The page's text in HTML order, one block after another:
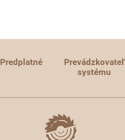
Predplatné
Prevádzkovateľ
systému